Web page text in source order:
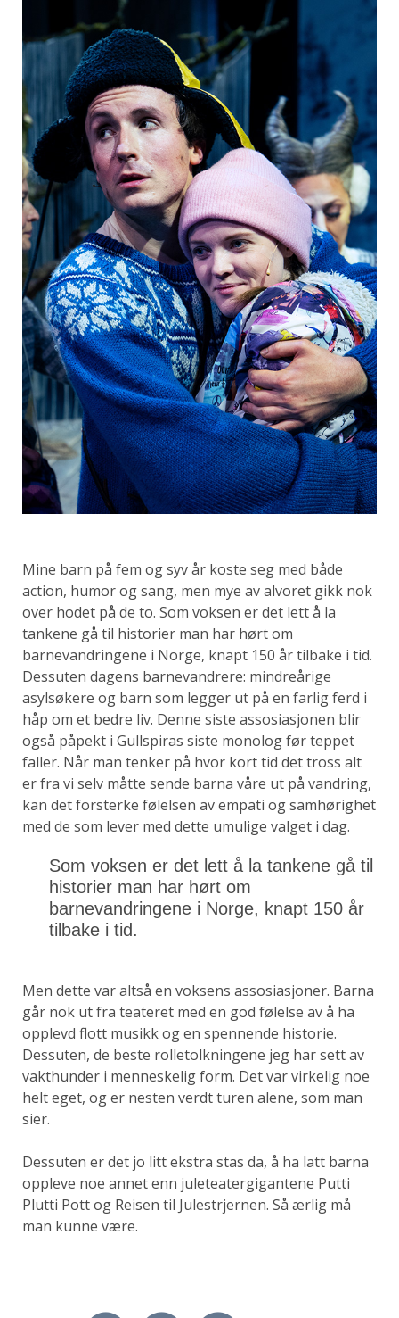
Mine barn på fem og syv år koste seg med både
action, humor og sang, men mye av alvoret gikk nok
over hodet på de to. Som voksen er det lett å la
tankene gå til historier man har hørt om
barnevandringene i Norge, knapt 150 år tilbake i tid.
Dessuten dagens barnevandrere: mindreårige
asylsøkere og barn som legger ut på en farlig ferd i
håp om et bedre liv. Denne siste assosiasjonen blir
også påpekt i Gullspiras siste monolog før teppet
faller. Når man tenker på hvor kort tid det tross alt
er fra vi selv måtte sende barna våre ut på vandring,
kan det forsterke følelsen av empati og samhørighet
med de som lever med dette umulige valget i dag.
Som voksen er det lett å la tankene gå til
historier man har hørt om
barnevandringene i Norge, knapt 150 år
tilbake i tid.
Men dette var altså en voksens assosiasjoner. Barna
går nok ut fra teateret med en god følelse av å ha
opplevd flott musikk og en spennende historie.
Dessuten, de beste rolletolkningene jeg har sett av
vakthunder i menneskelig form. Det var virkelig noe
helt eget, og er nesten verdt turen alene, som man
sier.
Dessuten er det jo litt ekstra stas da, å ha latt barna
oppleve noe annet enn juleteatergigantene Putti
Plutti Pott og Reisen til Julestrjernen. Så ærlig må
man kunne være.